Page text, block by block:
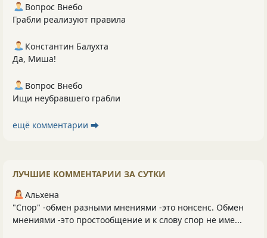
Вопрос Внебо
Грабли реализуют правила
Константин Балухта
Да, Миша!
Вопрос Внебо
Ищи неубравшего грабли
ещё комментарии ⮕
ЛУЧШИЕ КОММЕНТАРИИ ЗА СУТКИ
Альхена
"Спор" -обмен разными мнениями -это нонсенс. Обмен
мнениями -это простообщение и к слову спор не име...